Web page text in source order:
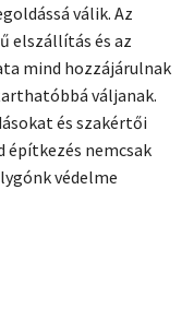
válik. Az
elszállítás és az
mind hozzájárulnak
váljanak.
és szakértői
építkezés nemcsak
védelme